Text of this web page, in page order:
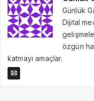
Günlük
Dijital
özgün
katmayı amaçlar.